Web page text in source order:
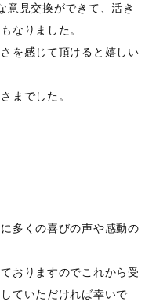
意見交換ができて、活き
なりました。
を感じて頂けると嬉しい
までした。
多くの喜びの声や感動の
おりますのでこれから受
ていただければ幸いで